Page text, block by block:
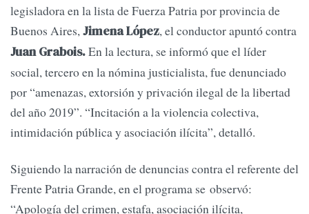
legisladora en la lista de Fuerza Patria por provincia de
Buenos Aires,Jimena López, el conductor apuntó contra
Juan Grabois.En la lectura, se informó que el líder
social, tercero en la nómina justicialista, fue denunciado
por “amenazas, extorsión y privación ilegal de la libertad
del año 2019”. “Incitación a la violencia colectiva,
intimidación pública y asociación ilícita”, detalló.
Siguiendo la narración de denuncias contra el referente del
Frente Patria Grande, en el programa se observó:
“Apología del crimen, estafa, asociación ilícita,